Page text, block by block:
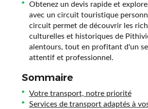
Obtenez un devis rapide et
avec un circuit touristique
circuit permet de découvrir les
culturelles et historiques de
alentours, tout en profitant d'un
attentif et professionnel.
Sommaire
Votre transport, notre priorité
Services de transport adaptés à